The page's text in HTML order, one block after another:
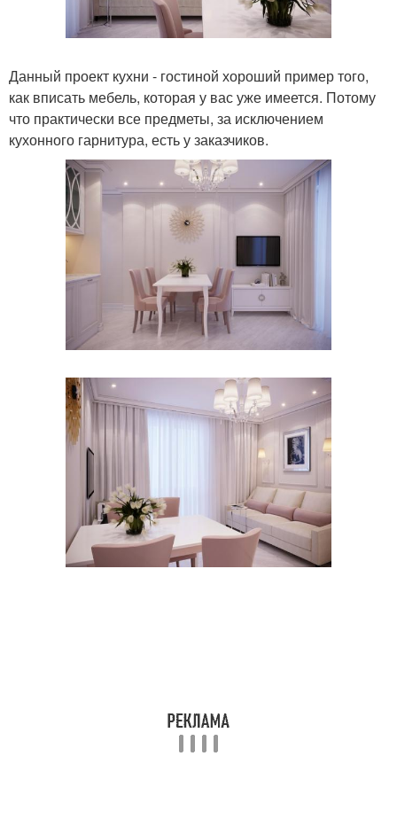
Данный проект кухни - гостиной хороший пример того,
как вписать мебель, которая у вас уже имеется. Потому
что практически все предметы, за исключением
кухонного гарнитура, есть у заказчиков.